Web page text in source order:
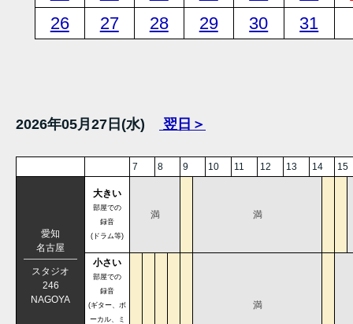
26
27 28 29 30 31
2026年05月27日(水) 翌日＞
7 8 9 10 11 12 13 14 15
愛知
名古屋
スタジオ
246
NAGOYA
大きい
部屋での
録音
(ドラム等)
満 満
小さい
部屋での
録音
(ギター、ボ
ーカル、ミ
満